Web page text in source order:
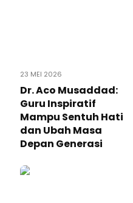
23 MEI 2026
Dr. Aco Musaddad:
Guru Inspiratif
Mampu Sentuh Hati
dan Ubah Masa
Depan Generasi